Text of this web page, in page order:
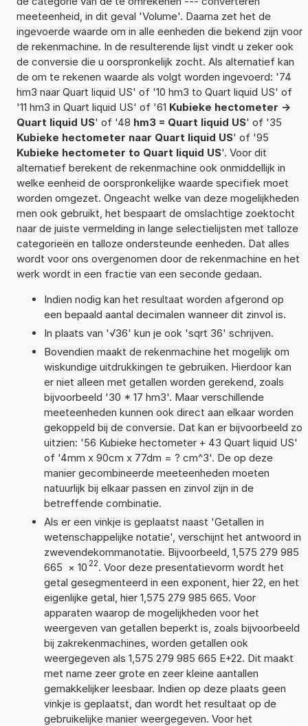
meeteenheid, in dit geval 'Volume'. Daarna zet het de
ingevoerde waarde om in alle eenheden die bekend zijn voor
de rekenmachine. In de resulterende lijst vindt u zeker ook
de conversie die u oorspronkelijk zocht. Als alternatief kan
de om te rekenen waarde als volgt worden ingevoerd: '74
hm3 naar Quart liquid US' of '10 hm3 to Quart liquid US' of
'11 hm3 in Quart liquid US' of '61 Kubieke hectometer ->
Quart liquid US' of '48 hm3 = Quart liquid US' of '35
Kubieke hectometer naar Quart liquid US' of '95
Kubieke hectometer to Quart liquid US'. Voor dit
alternatief berekent de rekenmachine ook onmiddellijk in
welke eenheid de oorspronkelijke waarde specifiek moet
worden omgezet. Ongeacht welke van deze mogelijkheden
men ook gebruikt, het bespaart de omslachtige zoektocht
naar de juiste vermelding in lange selectielijsten met talloze
categorieën en talloze ondersteunde eenheden. Dat alles
wordt voor ons overgenomen door de rekenmachine en het
werk wordt in een fractie van een seconde gedaan.
Indien nodig kan het resultaat worden afgerond op
een bepaald aantal decimalen wanneer dit zinvol is.
In plaats van '√36' kun je ook 'sqrt 36' schrijven.
Bovendien maakt de rekenmachine het mogelijk om
wiskundige uitdrukkingen te gebruiken. Hierdoor kan
er niet alleen met getallen worden gerekend, zoals
bijvoorbeeld '30 * 17 hm3'. Maar verschillende
meeteenheden kunnen ook direct aan elkaar worden
gekoppeld bij de conversie. Dat kan er bijvoorbeeld zo
uitzien: '56 Kubieke hectometer + 43 Quart liquid US'
of '4mm x 90cm x 77dm = ? cm^3'. De op deze
manier gecombineerde meeteenheden moeten
natuurlijk bij elkaar passen en zinvol zijn in de
betreffende combinatie.
Als er een vinkje is geplaatst naast 'Getallen in
wetenschappelijke notatie', verschijnt het antwoord in
zwevendekommanotatie. Bijvoorbeeld, 1,575 279 985
665 × 10 22. Voor deze presentatievorm wordt het
getal gesegmenteerd in een exponent, hier 22, en het
eigenlijke getal, hier 1,575 279 985 665. Voor
apparaten waarop de mogelijkheden voor het
weergeven van getallen beperkt is, zoals bijvoorbeeld
bij zakrekenmachines, worden getallen ook
weergegeven als 1,575 279 985 665 E+22. Dit maakt
met name zeer grote en zeer kleine aantallen
gemakkelijker leesbaar. Indien op deze plaats geen
vinkje is geplaatst, dan wordt het resultaat op de
gebruikelijke manier weergegeven. Voor het